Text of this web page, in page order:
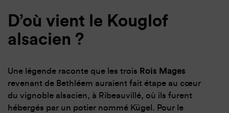
D’où vient le Kouglof
alsacien ?
Une légende raconte que les trois Rois Mages
revenant de Bethléem auraient fait étape au cœur
du vignoble alsacien, à Ribeauvillé, où ils furent
hébergés par un potier nommé Kügel. Pour le